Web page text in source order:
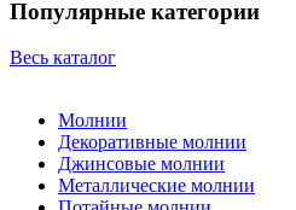
Популярные категории
Весь каталог
Молнии
Декоративные молнии
Джинсовые молнии
Металлические молнии